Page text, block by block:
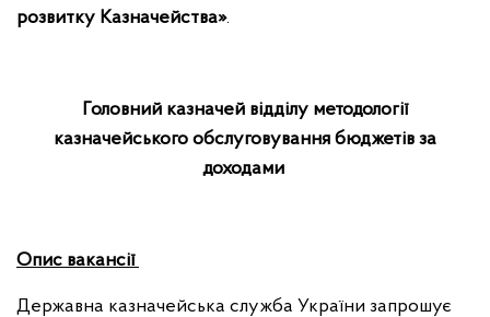
розвитку Казначейства».
Головний казначей відділу методології
казначейського обслуговування бюджетів за
доходами
Опис вакансії
Державна казначейська служба України запрошує